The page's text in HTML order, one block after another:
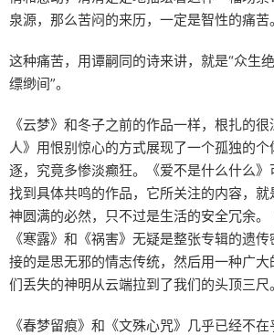
泉源，那么苦闷的来历，一定是智性的痛苦。
这种痛苦，用谭嗣同的诗来讲，就是“众生
缥缈间”。
《云梦》和冬子之前的作品一样，根扎的
人》用恨别惊心的方式展现了一个孤独的
逐，究竟多惨淡癫狂。《爱不是什么什么
找到具体共鸣的作品，它所关注的内容，
神圆满的必然，只不过是生活的安全冗余。
《寒露》和《祸害》无疑是整张专辑的遗
接的是思无邪的情志传统，然后用一种广
们丢失的神明从云端拉到了我们的头顶三尺。
《春梦留痕》和《文殊心咒》几乎已经不